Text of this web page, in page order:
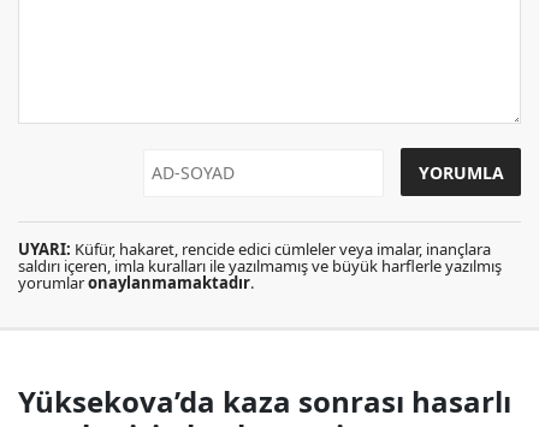
UYARI: Küfür, hakaret, rencide edici cümleler veya imalar, inançlara
saldırı içeren, imla kuralları ile yazılmamış ve büyük harflerle yazılmış
yorumlaronaylanmamaktadır.
Yüksekova’da kaza sonrası hasarlı